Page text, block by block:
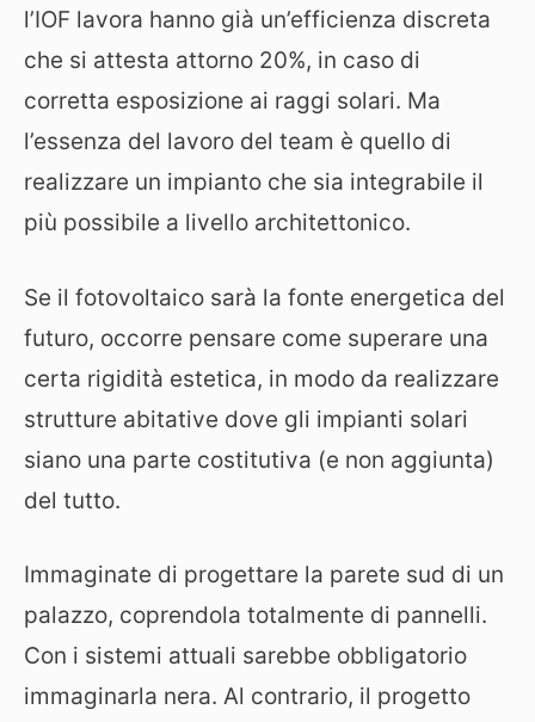
l’IOF lavora hanno già un’efficienza discreta
che si attesta attorno 20%, in caso di
corretta esposizione ai raggi solari. Ma
l’essenza del lavoro del team è quello di
realizzare un impianto che sia integrabile il
più possibile a livello architettonico.
Se il fotovoltaico sarà la fonte energetica del
futuro, occorre pensare come superare una
certa rigidità estetica, in modo da realizzare
strutture abitative dove gli impianti solari
siano una parte costitutiva (e non aggiunta)
del tutto.
Immaginate di progettare la parete sud di un
palazzo, coprendola totalmente di pannelli.
Con i sistemi attuali sarebbe obbligatorio
immaginarla nera. Al contrario, il progetto